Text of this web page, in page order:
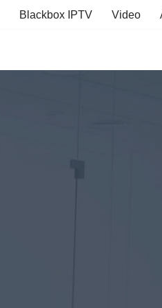
Blackbox IPTV Video